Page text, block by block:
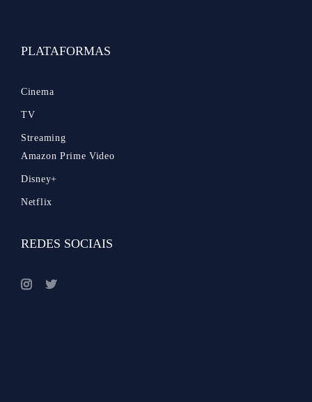
PLATAFORMAS
Cinema
TV
Streaming
Amazon Prime Video
Disney+
Netflix
REDES SOCIAIS